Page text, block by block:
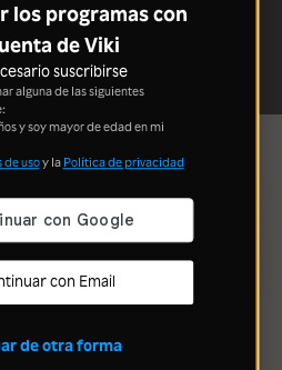
los programas con
de Viki
suscribirse
alguna de las siguientes
y soy mayor de edad en mi
de usoy la Política de privacidad
con Email
de otra forma